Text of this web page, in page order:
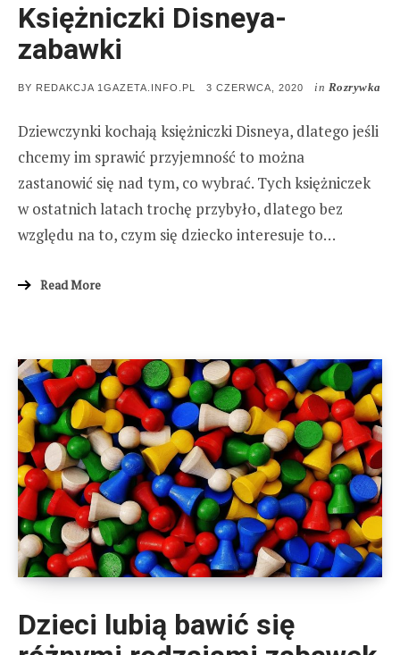
Księżniczki Disneya-
zabawki
BY REDAKCJA 1GAZETA.INFO.PL
POSTED
3 CZERWCA, 2020 in Rozrywka
Dziewczynki kochają księżniczki Disneya, dlatego jeśli
chcemy im sprawić przyjemność to można
zastanowić się nad tym, co wybrać. Tych księżniczek
w ostatnich latach trochę przybyło, dlatego bez
względu na to, czym się dziecko interesuje to…
Read More
Dzieci lubią bawić się